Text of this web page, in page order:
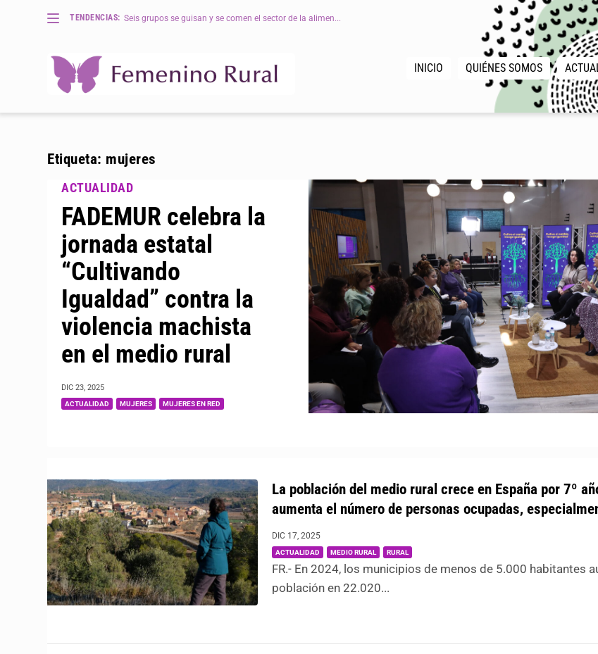
TENDENCIAS: Seis grupos se guisan y se comen el sector de la alimen...
INICIO QUIÉNES SOMOS
Etiqueta: mujeres
FADEMUR celebra la
jornada estatal
“Cultivando
Igualdad” contra la
violencia machista
en el medio rural
DIC 23, 2025
ACTUALIDAD MUJERES MUJERES EN RED
La población del medio rural crece en España por 7º
aumenta el número de personas ocupadas,
DIC 17, 2025
ACTUALIDAD MEDIO RURAL RURAL
FR.- En 2024, los municipios de menos de 5.000 habitantes
población en 22.020...